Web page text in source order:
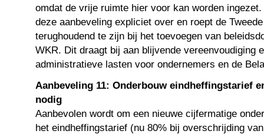
omdat de vrije ruimte hier voor kan worden
deze aanbeveling expliciet over en roept de
terughoudend te zijn bij het toevoegen van
WKR. Dit draagt bij aan blijvende vereenvoudiging
administratieve lasten voor ondernemers en de
Aanbeveling 11: Onderbouw eindheffingstarief
nodig
Aanbevolen wordt om een nieuwe cijfermatige
het eindheffingstarief (nu 80% bij overschrijding